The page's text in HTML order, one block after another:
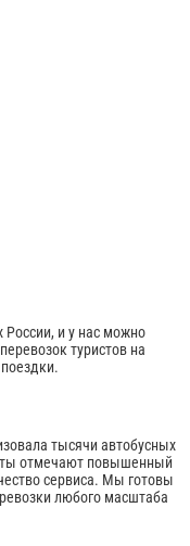
и у нас можно
туристов на
тысячи автобусных
отмечают повышенный
сервиса. Мы готовы
любого масштаба